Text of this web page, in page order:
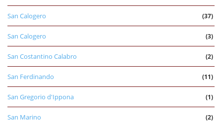
San Calogero (37)
San Calogero (3)
San Costantino Calabro (2)
San Ferdinando (11)
San Gregorio d'Ippona (1)
San Marino (2)